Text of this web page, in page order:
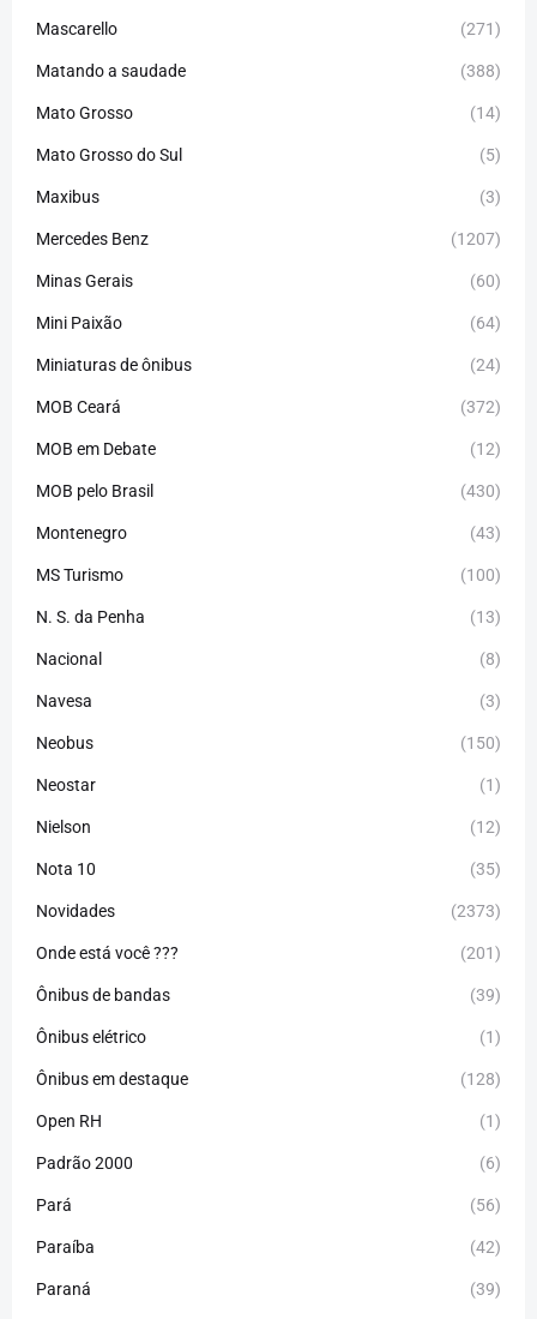
Mascarello (271)
Matando a saudade (388)
Mato Grosso (14)
Mato Grosso do Sul (5)
Maxibus (3)
Mercedes Benz (1207)
Minas Gerais (60)
Mini Paixão (64)
Miniaturas de ônibus (24)
MOB Ceará (372)
MOB em Debate (12)
MOB pelo Brasil (430)
Montenegro (43)
MS Turismo (100)
N. S. da Penha (13)
Nacional (8)
Navesa (3)
Neobus (150)
Neostar (1)
Nielson (12)
Nota 10 (35)
Novidades (2373)
Onde está você ??? (201)
Ônibus de bandas (39)
Ônibus elétrico (1)
Ônibus em destaque (128)
Open RH (1)
Padrão 2000 (6)
Pará (56)
Paraíba (42)
Paraná (39)